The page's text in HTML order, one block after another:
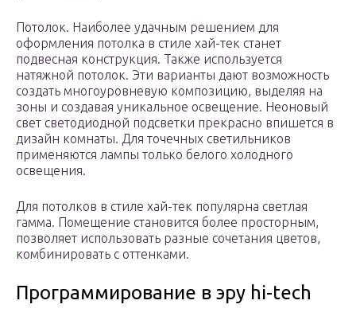
Потолок. Наиболее удачным решением для
оформления потолка в стиле хай-тек станет
подвесная конструкция. Также используется
натяжной потолок. Эти варианты дают возможность
создать многоуровневую композицию, выделяя на
зоны и создавая уникальное освещение. Неоновый
свет светодиодной подсветки прекрасно впишется в
дизайн комнаты. Для точечных светильников
применяются лампы только белого холодного
освещения.
Для потолков в стиле хай-тек популярна светлая
гамма. Помещение становится более просторным,
позволяет использовать разные сочетания цветов,
комбинировать с оттенками.
Программирование в эру hi-tech